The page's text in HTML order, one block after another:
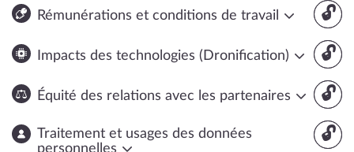
🔓
Rémunérations et conditions de travail
🔓
Impacts des technologies (Dronification)
🔓
Équité des relations avec les partenaires
🔓
Traitement et usages des données
personnelles